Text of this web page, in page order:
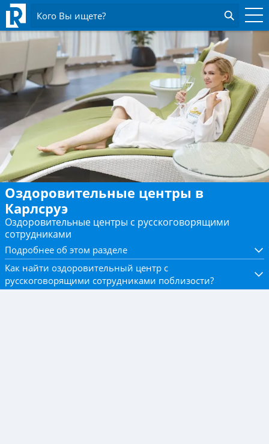
Кого Вы ищете?
Оздоровительные центры в
Карлсруэ
Оздоровительные центры с русскоговорящими
сотрудниками
Подробнее об этом разделе
Как найти оздоровительный центр с
русскоговорящими сотрудниками поблизости?